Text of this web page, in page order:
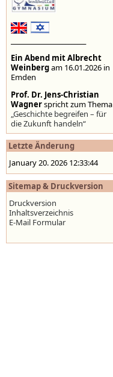
Ein Abend mit Albrecht
Weinbergam 16.01.2026 in
Emden
Prof. Dr. Jens-Christian
Wagnerspricht zum Thema
„Geschichte begreifen – für
die Zukunft handeln“
Stolpersteine auf der
Homepage der Stadt
Emden ,www.emden.de
Letzte Änderung
January 20. 2026 12:33:44
Sitemap & Druckversion
Druckversion
Inhaltsverzeichnis
E-Mail Formular